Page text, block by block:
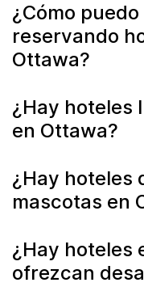
¿Cómo
reservando
Ottawa?
¿Hay hoteles
en Ottawa?
¿Hay hoteles
mascotas en
¿Hay hoteles
ofrezcan